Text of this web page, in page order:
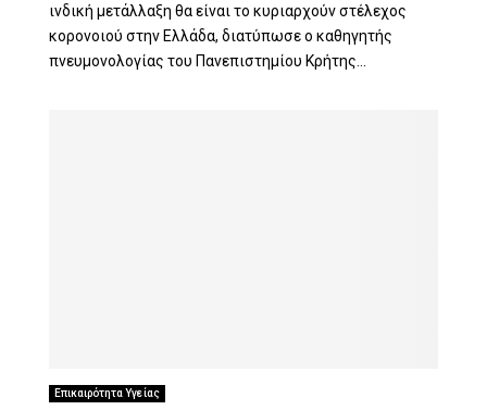
ινδική μετάλλαξη θα είναι το κυριαρχούν στέλεχος
κορονοιού στην Ελλάδα, διατύπωσε ο καθηγητής
πνευμονολογίας του Πανεπιστημίου Κρήτης...
Επικαιρότητα Υγείας